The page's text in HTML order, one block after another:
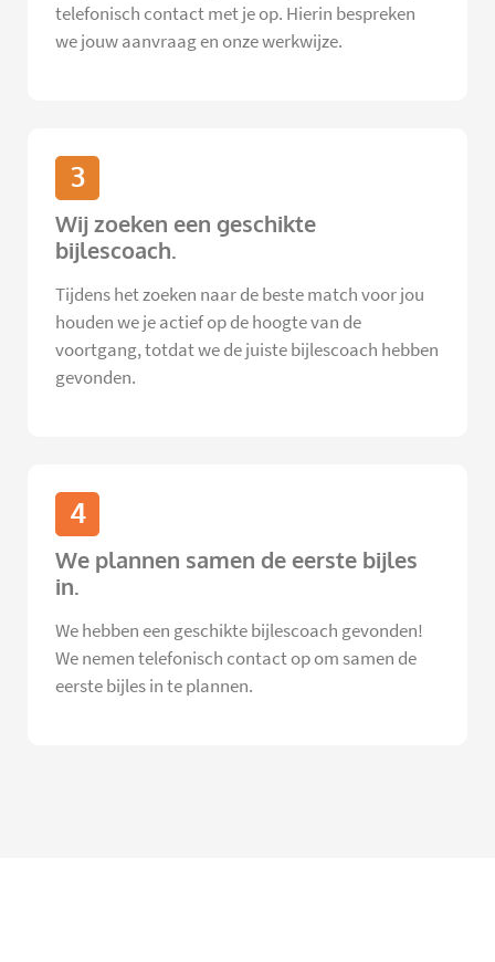
telefonisch contact met je op. Hierin bespreken
we jouw aanvraag en onze werkwijze.
3
Wij zoeken een geschikte
bijlescoach.
Tijdens het zoeken naar de beste match voor jou
houden we je actief op de hoogte van de
voortgang, totdat we de juiste bijlescoach hebben
gevonden.
4
We plannen samen de eerste bijles
in.
We hebben een geschikte bijlescoach gevonden!
We nemen telefonisch contact op om samen de
eerste bijles in te plannen.